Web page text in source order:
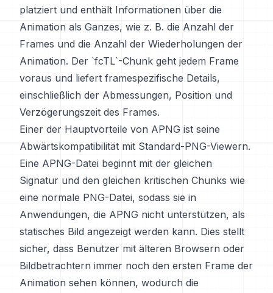
platziert und enthält Informationen über die
Animation als Ganzes, wie z. B. die Anzahl der
Frames und die Anzahl der Wiederholungen der
Animation. Der `fcTL`-Chunk geht jedem Frame
voraus und liefert framespezifische Details,
einschließlich der Abmessungen, Position und
Verzögerungszeit des Frames.
Einer der Hauptvorteile von APNG ist seine
Abwärtskompatibilität mit Standard-PNG-Viewern.
Eine APNG-Datei beginnt mit der gleichen
Signatur und den gleichen kritischen Chunks wie
eine normale PNG-Datei, sodass sie in
Anwendungen, die APNG nicht unterstützen, als
statisches Bild angezeigt werden kann. Dies stellt
sicher, dass Benutzer mit älteren Browsern oder
Bildbetrachtern immer noch den ersten Frame der
Animation sehen können, wodurch die